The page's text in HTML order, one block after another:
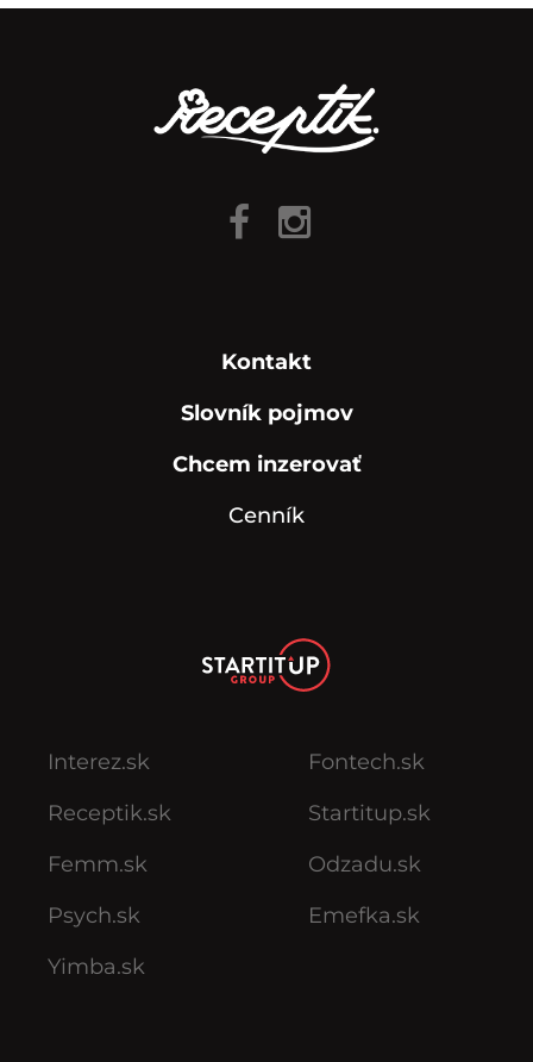
Kontakt
Slovník pojmov
Chcem inzerovať
Cenník
Interez.sk
Receptik.sk
Femm.sk
Psych.sk
Yimba.sk
Fontech.sk
Startitup.sk
Odzadu.sk
Emefka.sk